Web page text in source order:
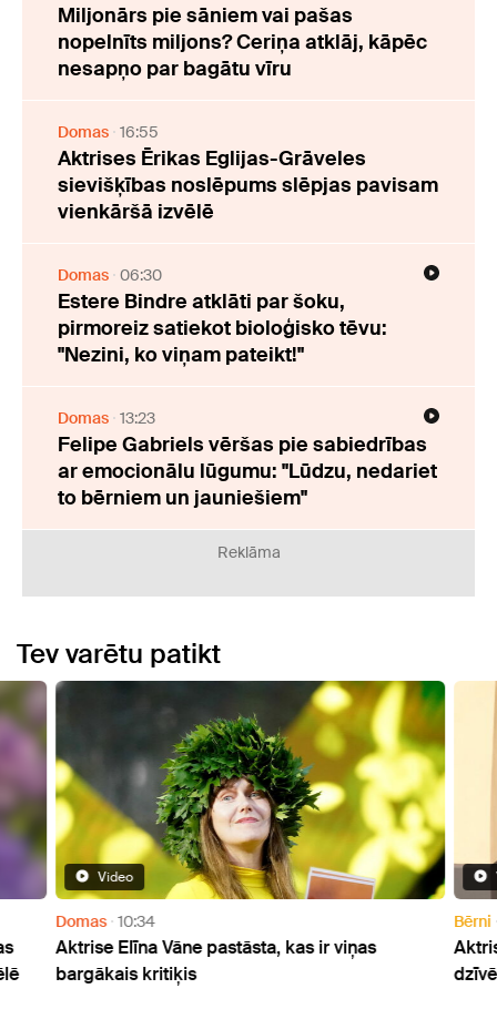
Miljonārs pie sāniem vai pašas
nopelnīts miljons? Ceriņa atklāj, kāpēc
nesapņo par bagātu vīru
Domas 16:55
Aktrises Ērikas Eglijas-Grāveles
sievišķības noslēpums slēpjas pavisam
vienkāršā izvēlē
Domas 06:30
Estere Bindre atklāti par šoku,
pirmoreiz satiekot bioloģisko tēvu:
"Nezini, ko viņam pateikt!"
Domas 13:23
Felipe Gabriels vēršas pie sabiedrības
ar emocionālu lūgumu: "Lūdzu, nedariet
to bērniem un jauniešiem"
Reklāma
Tev varētu patikt
Video
Domas 10:34
Aktrise Elīna Vāne pastāsta, kas ir viņas
bargākais kritiķis
Bērni